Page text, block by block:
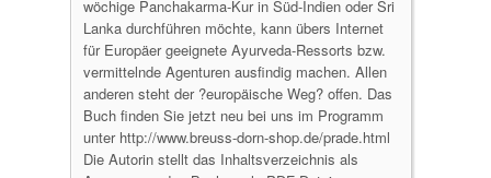
wöchige Panchakarma-Kur in Süd-Indien oder Sri
Lanka durchführen möchte, kann übers Internet
für Europäer geeignete Ayurveda-Ressorts bzw.
vermittelnde Agenturen ausfindig machen. Allen
anderen steht der ?europäische Weg? offen. Das
Buch finden Sie jetzt neu bei uns im Programm
unter http://www.breuss-dorn-shop.de/prade.html
Die Autorin stellt das Inhaltsverzeichnis als